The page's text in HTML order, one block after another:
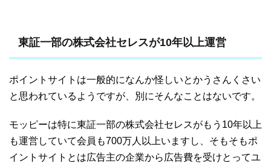
東証一部の株式会社セレスが10年以上運営
ポイントサイトは一般的になんか怪しいとかうさんくさい
と思われているようですが、別にそんなことはないです。
モッピーは特に東証一部の株式会社セレスがもう10年以上
も運営していて会員も700万人以上いますし、そもそもポ
イントサイトとは広告主の企業から広告費を受けとってユ